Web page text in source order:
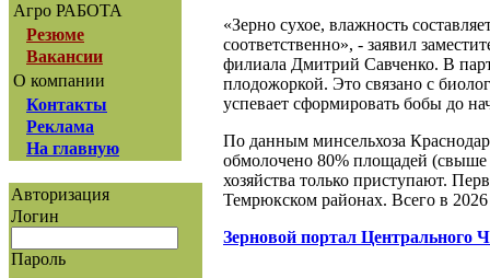
Агро РАБОТА
Резюме
Вакансии
О компании
Контакты
Реклама
На главную
Авторизация
Логин
Пароль
«Зерно сухое, влажность
соответственно», - заявил
филиала Дмитрий Савченко. В
плодожоркой. Это связано с
успевает сформировать бобы до
По данным минсельхоза
обмолочено 80% площадей (свыше
хозяйства только приступают.
Темрюкском районах. Всего в
Зерновой портал Центрального